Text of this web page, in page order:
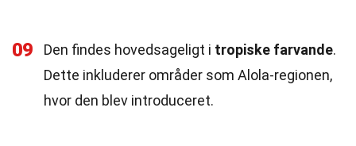
09 Den findes hovedsageligt i tropiske farvande.
Dette inkluderer områder som Alola-regionen,
hvor den blev introduceret.